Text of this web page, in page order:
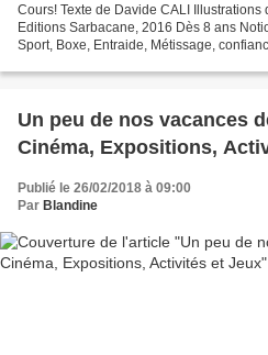
Cours! Texte de Davide CALI Illustrations
Editions Sarbacane, 2016 Dès 8 ans
Sport, Boxe, Entraide, Métissage,
Un peu de nos vacances
Cinéma, Expositions,
Publié le 26/02/2018 à 09:00
Par Blandine